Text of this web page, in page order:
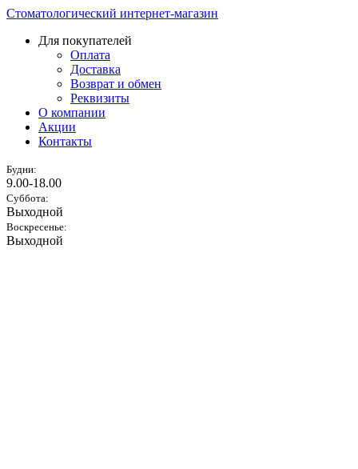
Стоматологический интернет-магазин
Для покупателей
Оплата
Доставка
Возврат и обмен
Реквизиты
О компании
Акции
Контакты
Будни:
9.00-18.00
Суббота:
Выходной
Воскресенье:
Выходной